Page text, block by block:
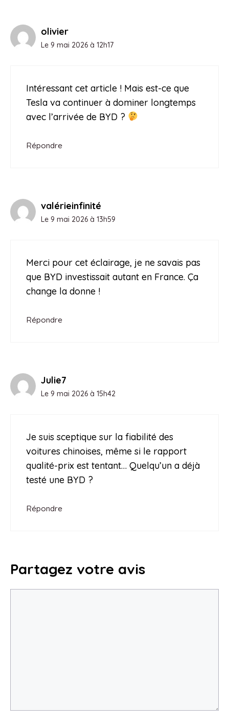
olivier
Le 9 mai 2026 à 12h17
Intéressant cet article ! Mais est-ce que
Tesla va continuer à dominer longtemps
avec l’arrivée de BYD ?
Répondre
valérieinfinité
Le 9 mai 2026 à 13h59
Merci pour cet éclairage, je ne savais pas
que BYD investissait autant en France. Ça
change la donne !
Répondre
Julie7
Le 9 mai 2026 à 15h42
Je suis sceptique sur la fiabilité des
voitures chinoises, même si le rapport
qualité-prix est tentant… Quelqu’un a déjà
testé une BYD ?
Répondre
Partagez votre avis